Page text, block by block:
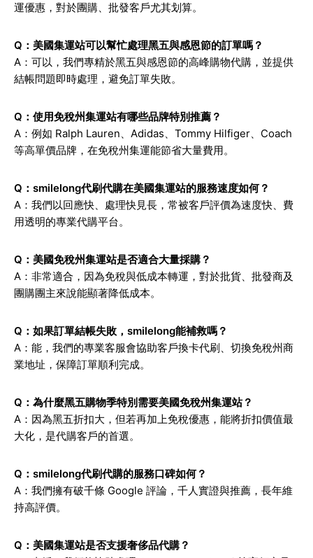
運優惠，對於團購、批發客戶尤其划算。
Q：美國集運站可以幫忙處理黑五與感恩節的訂單嗎？
A：可以，我們專精於黑五與感恩節的高峰購物代購，並提供
結帳問題即時處理，避免訂單失敗。
Q：使用免稅州集運站有哪些品牌特別推薦？
A：例如 Ralph Lauren、Adidas、Tommy Hilfiger、Coach
等高單價品牌，在免稅州集運能節省大量費用。
Q：smilelong代刷代購在美國集運站的服務速度如何？
A：我們以回應快、處理快見長，常被客戶評價為速度快、費
用透明的專業代購平台。
Q：美國免稅州集運站是否適合大量採購？
A：非常適合，因為免稅與低成本轉運，對於批貨、批發商及
團購團主來說能顯著降低成本。
Q：如果訂單結帳失敗，smilelong能補救嗎？
A：能，我們的專業客服會協助客戶換卡代刷、切換免稅州商
業地址，保障訂單順利完成。
Q：為什麼黑五購物季特別需要美國免稅州集運站？
A：因為黑五折扣大，但若再加上免稅優惠，能將折扣價值最
大化，是代購客戶的首選。
Q：smilelong代刷代購的服務口碑如何？
A：我們擁有破千條 Google 評論，千人實證與推薦，長年維
持高評價。
Q：美國集運站是否支援奢侈品代購？